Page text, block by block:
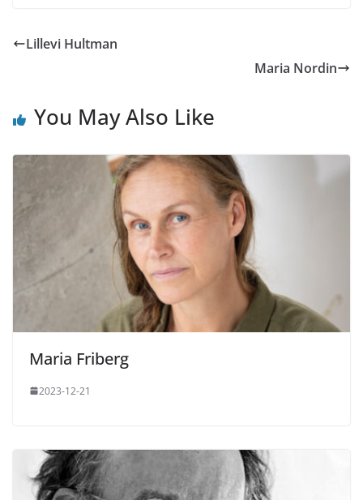
Lillevi Hultman
Maria Nordin
You May Also Like
Maria Friberg
2023-12-21